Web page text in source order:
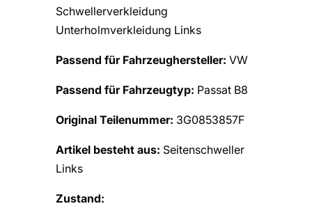
Schwellerverkleidung
Unterholmverkleidung Links
Passend für Fahrzeughersteller: VW
Passend für Fahrzeugtyp: Passat B8
Original Teilenummer: 3G0853857F
Artikel besteht aus: Seitenschweller
Links
Zustand: